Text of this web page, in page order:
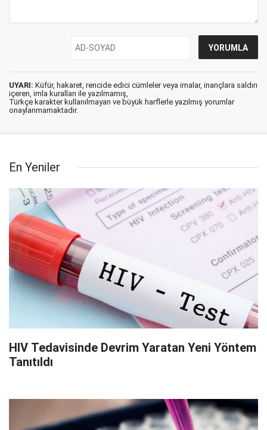
UYARI: Küfür, hakaret, rencide edici cümleler veya imalar, inançlara saldırı
içeren, imla kuralları ile yazılmamış,
Türkçe karakter kullanılmayan ve büyük harflerle yazılmış yorumlar
onaylanmamaktadır.
En Yeniler
HIV Tedavisinde Devrim Yaratan Yeni Yöntem
Tanıtıldı